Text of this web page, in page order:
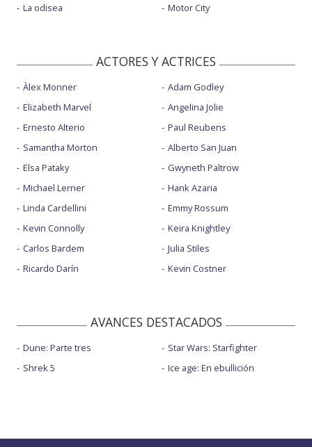
La odisea
Motor City
ACTORES Y ACTRICES
Àlex Monner
Elizabeth Marvel
Ernesto Alterio
Samantha Morton
Elsa Pataky
Michael Lerner
Linda Cardellini
Kevin Connolly
Carlos Bardem
Ricardo Darín
Adam Godley
Angelina Jolie
Paul Reubens
Alberto San Juan
Gwyneth Paltrow
Hank Azaria
Emmy Rossum
Keira Knightley
Julia Stiles
Kevin Costner
AVANCES DESTACADOS
Dune: Parte tres
Shrek 5
Star Wars: Starfighter
Ice age: En ebullición